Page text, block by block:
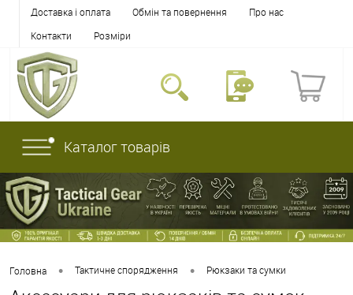
Доставка і оплата Обмін та повернення
Про нас
Контакти
Розміри
Каталог товарів
Головна • Тактичне спорядження • Рюкзаки та сумки